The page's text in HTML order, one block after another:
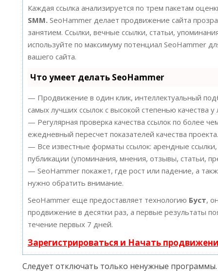
Каждая ссылка анализируется по трем пакетам
SMM.SeoHammer делает продвижение сайта
занятием. Ссылки, вечные ссылки, статьи,
используйте по максимуму потенциал SeoHammer
вашего сайта.
Что умеет делать SeoHammer
— Продвижение в один клик, интеллектуальный
самых лучших ссылок с высокой степенью качества
— Регулярная проверка качества ссылок по более
ежедневный пересчет показателей качества проекта.
— Все известные форматы ссылок: арендные
публикации (упоминания, мнения, отзывы, статьи,
— SeoHammer покажет, где рост или падение, а
нужно обратить внимание.
SeoHammer еще предоставляет технологию Буст,
продвижение в десятки раз, а первые результаты
течение первых 7 дней.
Зарегистрироваться и Начать
Следует отключать только ненужные